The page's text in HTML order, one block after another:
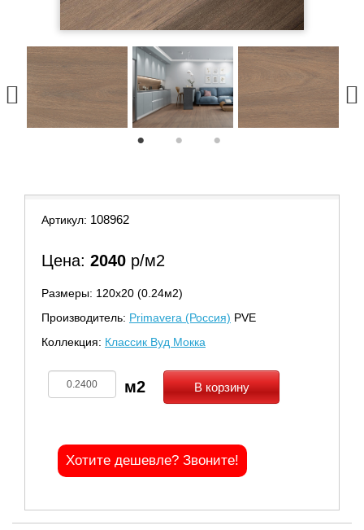
Артикул: 108962
Цена: 2040 р/м2
Размеры: 120х20 (0.24м2)
Производитель: Primavera (Россия) PVE
Коллекция: Классик Вуд Мокка
В корзину
Хотите дешевле? Звоните!